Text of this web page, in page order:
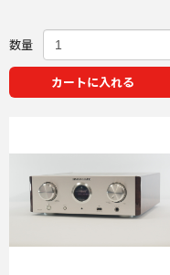
数量
カートに入れる